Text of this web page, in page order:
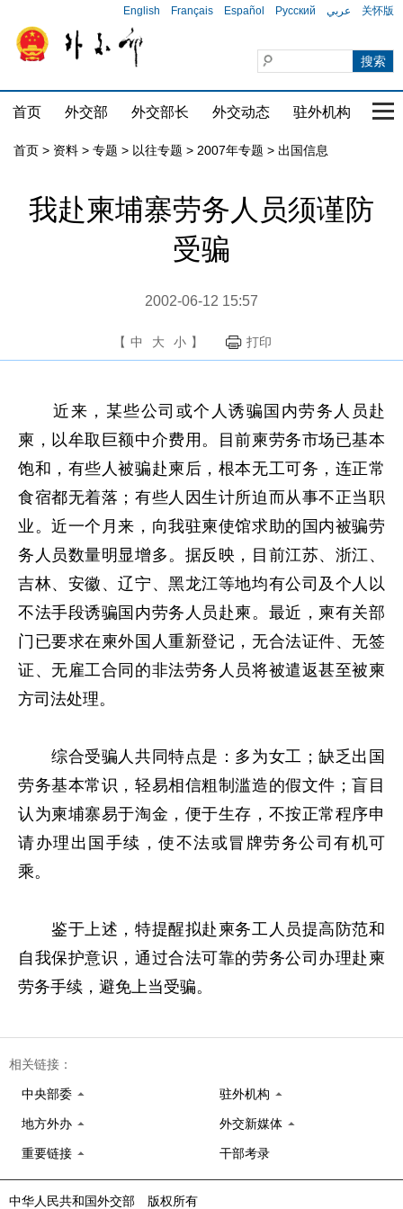
English Français Español Русский عربي 关怀版
首页 外交部 外交部长 外交动态 驻外机构 国
首页 > 资料 > 专题 > 以往专题 > 2007年专题 > 出国信息
我赴柬埔寨劳务人员须谨防
受骗
2002-06-12 15:57
【 中 大 小 】 打印
近来，某些公司或个人诱骗国内劳务人员赴
柬，以牟取巨额中介费用。目前柬劳务市场已基本
饱和，有些人被骗赴柬后，根本无工可务，连正常
食宿都无着落；有些人因生计所迫而从事不正当职
业。近一个月来，向我驻柬使馆求助的国内被骗劳
务人员数量明显增多。据反映，目前江苏、浙江、
吉林、安徽、辽宁、黑龙江等地均有公司及个人以
不法手段诱骗国内劳务人员赴柬。最近，柬有关部
门已要求在柬外国人重新登记，无合法证件、无签
证、无雇工合同的非法劳务人员将被遣返甚至被柬
方司法处理。
综合受骗人共同特点是：多为女工；缺乏出国
劳务基本常识，轻易相信粗制滥造的假文件；盲目
认为柬埔寨易于淘金，便于生存，不按正常程序申
请办理出国手续，使不法或冒牌劳务公司有机可
乘。
鉴于上述，特提醒拟赴柬务工人员提高防范和
自我保护意识，通过合法可靠的劳务公司办理赴柬
劳务手续，避免上当受骗。
相关链接：
中央部委 驻外机构
地方外办 外交新媒体
重要链接 干部考录
中华人民共和国外交部 版权所有